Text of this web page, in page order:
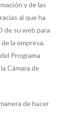
y de las
al que ha
de su web para
la empresa.
Programa
Cámara de
de hacer